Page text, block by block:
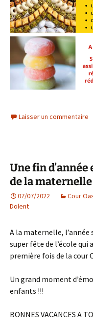
Laisser un commentaire
Une fin d’année
de la
07/07/2022 Cour
Dolent
A la maternelle, l’année
super fête de l’école qui
première fois de la cour
Un grand moment
enfants !!!
BONNES VACANCES A